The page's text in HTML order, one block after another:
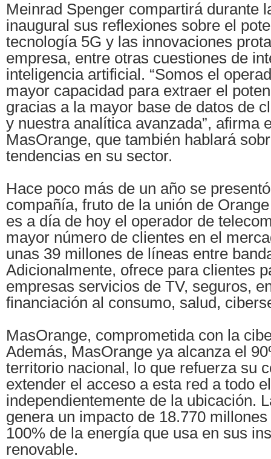
Meinrad Spenger compartirá durante
inaugural sus reflexiones sobre el
tecnología 5G y las innovaciones
empresa, entre otras cuestiones de
inteligencia artificial. “Somos el
mayor capacidad para extraer el
gracias a la mayor base de datos de
y nuestra analítica avanzada”, afirma
MasOrange, que también hablará
tendencias en su sector.
Hace poco más de un año se
compañía, fruto de la unión de
es a día de hoy el operador de
mayor número de clientes en el
unas 39 millones de líneas entre
Adicionalmente, ofrece para clientes
empresas servicios de TV, seguros,
financiación al consumo, salud,
MasOrange, comprometida con la
Además, MasOrange ya alcanza el
territorio nacional, lo que refuerza su
extender el acceso a esta red a todo
independientemente de la ubicación.
genera un impacto de 18.770
100% de la energía que usa en sus
renovable.